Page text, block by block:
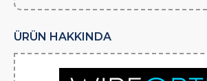
ÜRÜN HAKKINDA